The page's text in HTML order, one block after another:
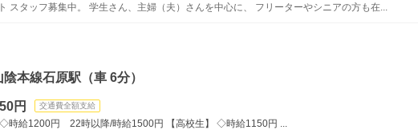
スタッフ募集中。 学生さん、主婦（夫）さんを中心に、 フリーターやシニアの方も在...
本線石原駅（車 6分）
円 交通費全額支給
◇時給1200円 22時以降/時給1500円 【高校生】 ◇時給1150円 ...